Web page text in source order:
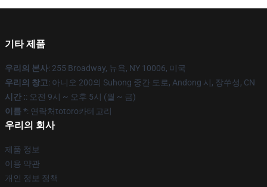
기타 제품
우리의 본사: 255 Broadway, 뉴욕, NY 10006, 미국
우리의 창고: 아니오 200의 Suhong 중간 도로, Andong 시, 장쑤성, CN
시간 :: 오전 9시 ~ 오후 5시 (월 ~ 금)
이름 *: 연락처totoro카테고리
우리의 회사
제품 정보
이용 약관
개인 정보 정책